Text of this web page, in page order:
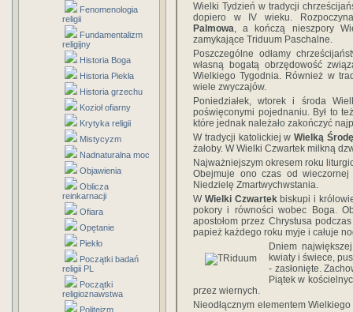
Fenomenologia
religii
Fundamentalizm
religijny
Historia Boga
Historia Piekła
Historia grzechu
Kozioł ofiarny
Krytyka religii
Mistycyzm
Nadnaturalna moc
Objawienia
Oblicza
reinkarnacji
Ofiara
Opętanie
Piekło
Początki badań
religii PL
Początki
religioznawstwa
Politeizm
Wielki Tydzień w tradycji
dopiero w IV wieku.
Palmowa, a kończą nieszpory
zamykające Triduum Paschalne.
Poszczególne odłamy
własną bogatą obrzędowość
Wielkiego Tygodnia. Również w
wiele zwyczajów.
Poniedziałek, wtorek i środa
poświęconymi pojednaniu. Był to
które jednak należało zakończyć
W tradycji katolickiej wWielką Środę
żałoby. W Wielki Czwartek milkną
Najważniejszym okresem roku
Obejmuje ono czas od
Niedzielę Zmartwychwstania.
W Wielki Czwartekbiskupi i
pokory i równości wobec Boga.
apostołom przez Chrystusa
papież każdego roku myje i całuje
Dniem
kwiaty i świece,
- zasłonięte.
Piątek w
przez wiernych.
Nieodłącznym elementem